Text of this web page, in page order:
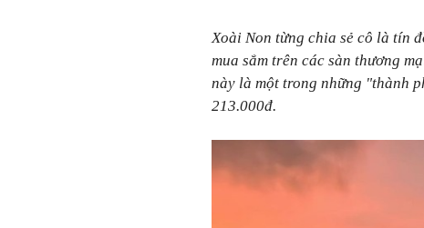
Xoài Non từng chia sẻ cô là tín
mua sắm trên các sàn thương
này là một trong những "thành
213.000đ.